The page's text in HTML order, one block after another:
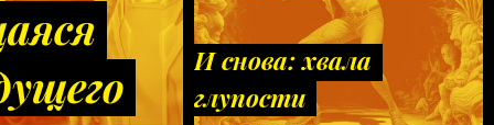
И снова: хвала
глупости